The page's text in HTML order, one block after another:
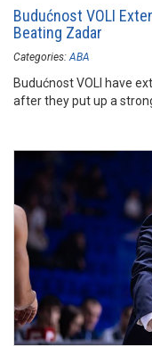
Budućnost VOLI
Beating Zadar
Categories: ABA
Budućnost VOLI have
after they put up a